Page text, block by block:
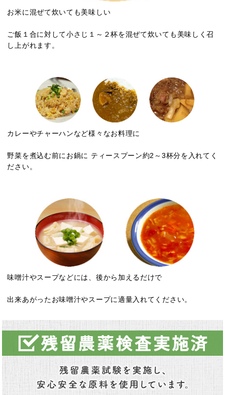
お米に混ぜて炊いても美味しい
ご飯１合に対して小さじ１～２杯を混ぜて炊いても美味しく召
し上がれます。
カレーやチャーハンなど様々なお料理に
野菜を煮込む前にお鍋に ティースプーン約2～3杯分を入れてく
ださい。
味噌汁やスープなどには、後から加えるだけで
出来あがったお味噌汁やスープに適量入れてください。